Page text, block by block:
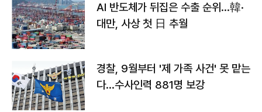
AI 반도체가 뒤집은 수출 순위…韓·
대만, 사상 첫 日 추월
경찰, 9월부터 '제 가족 사건' 못 맡는
다…수사인력 881명 보강